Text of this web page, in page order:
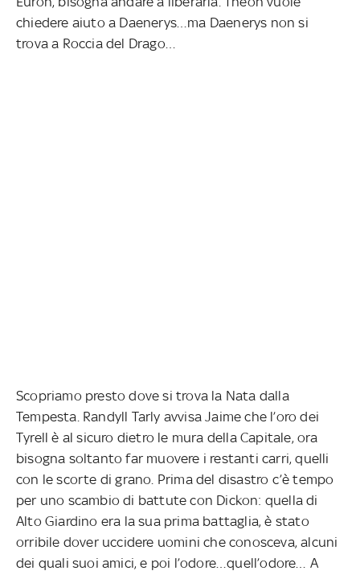
chiedere aiuto a Daenerys…ma Daenerys non si
trova a Roccia del Drago…
Scopriamo presto dove si trova la Nata dalla
Tempesta. Randyll Tarly avvisa Jaime che l’oro dei
Tyrell è al sicuro dietro le mura della Capitale, ora
bisogna soltanto far muovere i restanti carri, quelli
con le scorte di grano. Prima del disastro c’è tempo
per uno scambio di battute con Dickon: quella di
Alto Giardino era la sua prima battaglia, è stato
orribile dover uccidere uomini che conosceva, alcuni
dei quali suoi amici, e poi l’odore…quell’odore… A